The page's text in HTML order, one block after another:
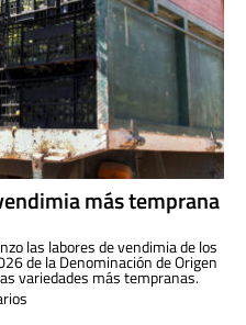
más temprana
las labores de vendimia de los
de la Denominación de Origen
variedades más tempranas.